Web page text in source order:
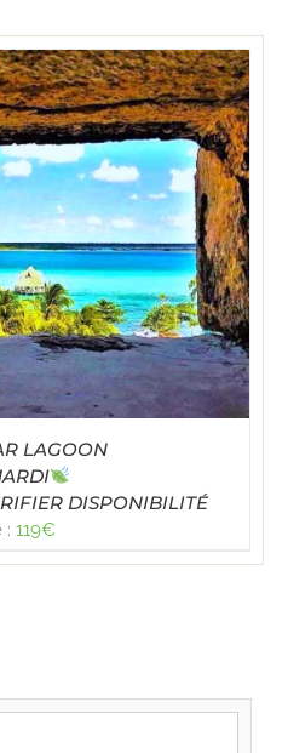
LAGOON
DISPONIBILITÉ
: 119€